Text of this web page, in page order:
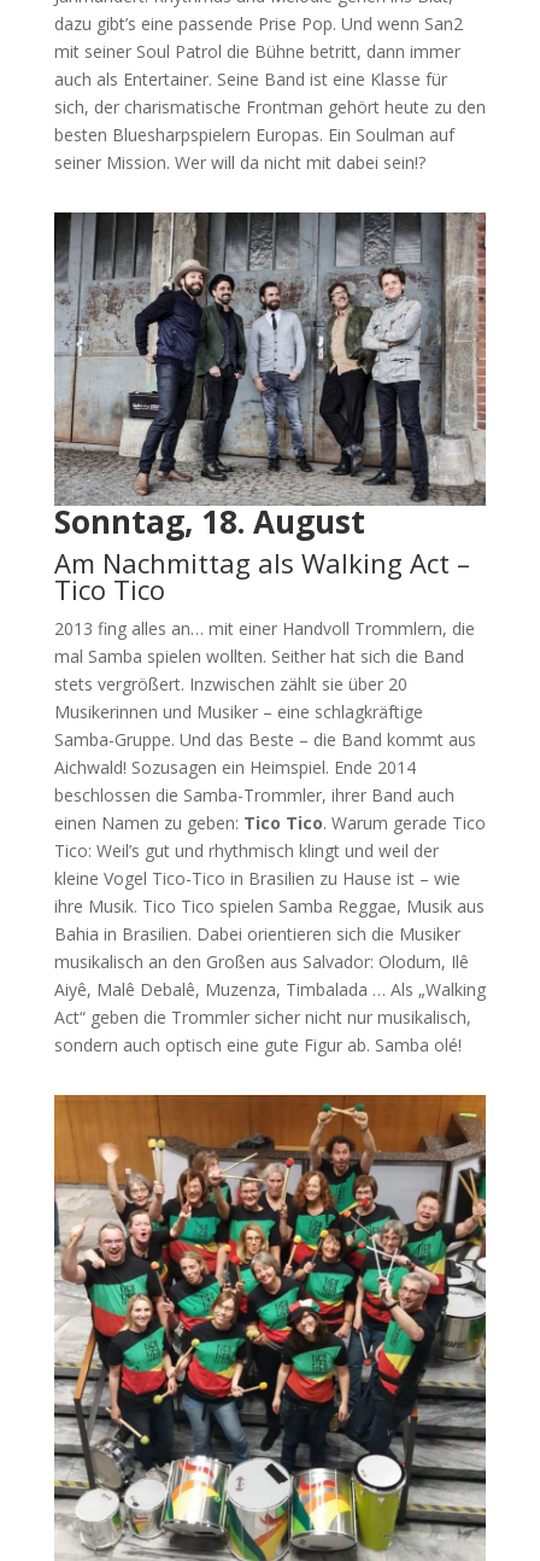
dazu gibt’s eine passende Prise Pop. Und wenn San2
mit seiner Soul Patrol die Bühne betritt, dann immer
auch als Entertainer. Seine Band ist eine Klasse für
sich, der charismatische Frontman gehört heute zu den
besten Bluesharpspielern Europas. Ein Soulman auf
seiner Mission. Wer will da nicht mit dabei sein!?
Sonntag, 18. August
Am Nachmittag als Walking Act –
Tico Tico
2013 fing alles an… mit einer Handvoll Trommlern, die
mal Samba spielen wollten. Seither hat sich die Band
stets vergrößert. Inzwischen zählt sie über 20
Musikerinnen und Musiker – eine schlagkräftige
Samba-Gruppe. Und das Beste – die Band kommt aus
Aichwald! Sozusagen ein Heimspiel. Ende 2014
beschlossen die Samba-Trommler, ihrer Band auch
einen Namen zu geben: Tico Tico. Warum gerade Tico
Tico: Weil’s gut und rhythmisch klingt und weil der
kleine Vogel Tico-Tico in Brasilien zu Hause ist – wie
ihre Musik. Tico Tico spielen Samba Reggae, Musik aus
Bahia in Brasilien. Dabei orientieren sich die Musiker
musikalisch an den Großen aus Salvador: Olodum, Ilê
Aiyê, Malê Debalê, Muzenza, Timbalada … Als „Walking
Act“ geben die Trommler sicher nicht nur musikalisch,
sondern auch optisch eine gute Figur ab. Samba olé!